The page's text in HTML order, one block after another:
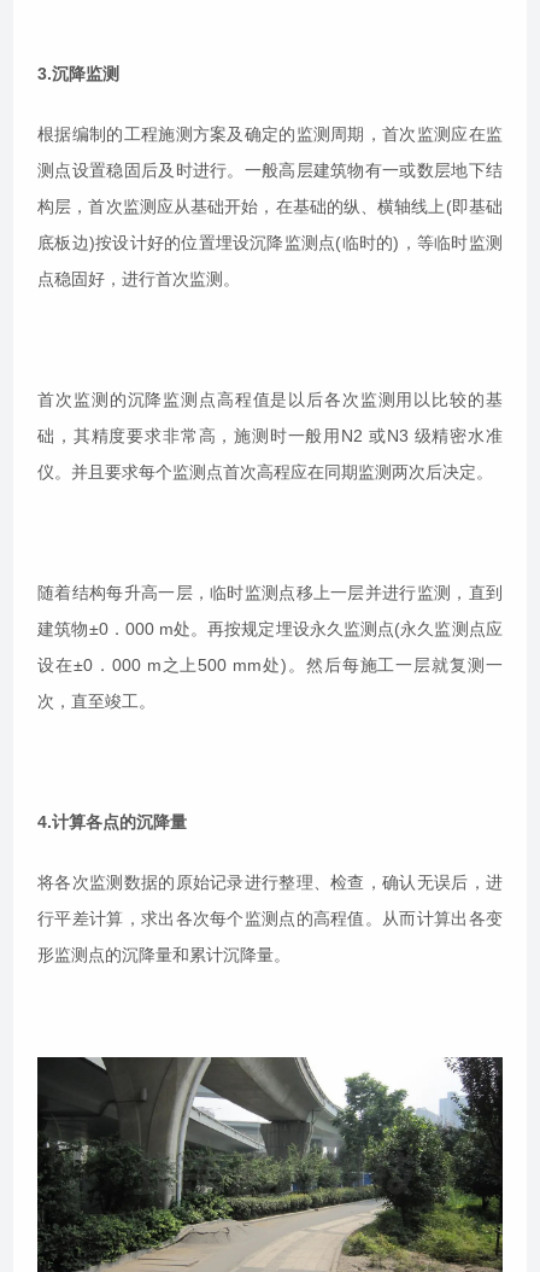
3.沉降监测
根据编制的工程施测方案及确定的监测周期，首次监测应在监
测点设置稳固后及时进行。一般高层建筑物有一或数层地下结
构层，首次监测应从基础开始，在基础的纵、横轴线上(即基础
底板边)按设计好的位置埋设沉降监测点(临时的)，等临时监测
点稳固好，进行首次监测。
首次监测的沉降监测点高程值是以后各次监测用以比较的基
础，其精度要求非常高，施测时一般用N2 或N3 级精密水准
仪。并且要求每个监测点首次高程应在同期监测两次后决定。
随着结构每升高一层，临时监测点移上一层并进行监测，直到
建筑物±0．000 m处。再按规定埋设永久监测点(永久监测点应
设在±0．000 m之上500 mm处)。然后每施工一层就复测一
次，直至竣工。
4.计算各点的沉降量
将各次监测数据的原始记录进行整理、检查，确认无误后，进
行平差计算，求出各次每个监测点的高程值。从而计算出各变
形监测点的沉降量和累计沉降量。